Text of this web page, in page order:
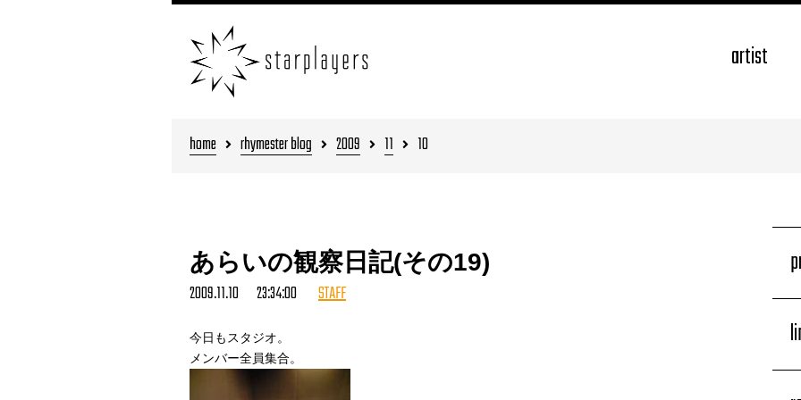
artist
home rhymester blog 2009 11 10
あらいの観察日記(その19)
2009.11.10 23:34:00 STAFF
今日もスタジオ。
メンバー全員集合。